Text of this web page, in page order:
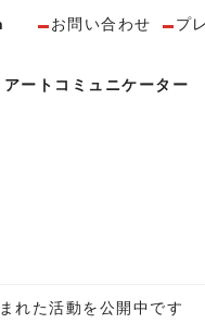
お問い合わせ プ
アートコミュニケーター
れた活動を公開中です